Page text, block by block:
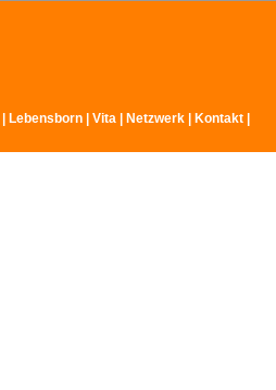
Lebensborn Vita Netzwerk Kontakt